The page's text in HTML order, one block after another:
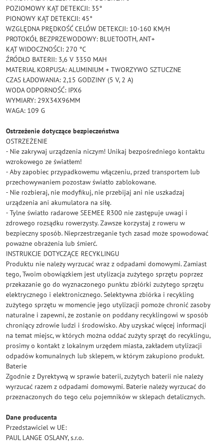
POZIOMOWY KĄT DETEKCJI: 35°
PIONOWY KĄT DETEKCJI: 45°
WZGLĘDNA PRĘDKOŚĆ CELÓW DETEKCJI: 10-160 KM/H
PROTOKÓŁ BEZPRZEWODOWY: BLUETOOTH, ANT+
KĄT WIDOCZNOŚCI: 270 °C
ŹRÓDŁO BATERII: 3,6 V 3350 MAH
MATERIAŁ KORPUSA: ALUMINIUM + TWORZYWO SZTUCZNE
CZAS ŁADOWANIA: 2,15 GODZINY (5 V, 2 A)
WODA ODPORNOŚĆ: IPX6
WYMIARY: 29X34X96MM
WAGA: 109 G
Ostrzeżenie dotyczące bezpieczeństwa
OSTRZEŻENIE
- Nie zakrywaj urządzenia niczym! Unikaj bezpośredniego kontaktu
wzrokowego ze światłem!
- Aby zapobiec przypadkowemu włączeniu, przed transportem lub
przechowywaniem pozostaw światło zablokowane.
- Nie rozbieraj, nie modyfikuj, nie przebijaj ani nie uszkadzaj
urządzenia ani akumulatora na siłę.
- Tylne światło radarowe SEEMEE R300 nie zastępuje uwagi i
zdrowego rozsądku rowerzysty. Zawsze korzystaj z roweru w
bezpieczny sposób. Nieprzestrzeganie tych zasad może spowodować
poważne obrażenia lub śmierć.
INSTRUKCJE DOTYCZĄCE RECYKLINGU
Produktu nie należy wyrzucać wraz z odpadami domowymi. Zamiast
tego, Twoim obowiązkiem jest utylizacja zużytego sprzętu poprzez
przekazanie go do wyznaczonego punktu zbiórki zużytego sprzętu
elektrycznego i elektronicznego. Selektywna zbiórka i recykling
zużytego sprzętu w momencie jego utylizacji pomoże chronić zasoby
naturalne i zapewni, że zostanie on poddany recyklingowi w sposób
chroniący zdrowie ludzi i środowisko. Aby uzyskać więcej informacji
na temat miejsc, w których można oddać zużyty sprzęt do recyklingu,
prosimy o kontakt z lokalnym urzędem miasta, zakładem utylizacji
odpadów komunalnych lub sklepem, w którym zakupiono produkt.
Baterie
Zgodnie z Dyrektywą w sprawie baterii, zużytych baterii nie należy
wyrzucać razem z odpadami domowymi. Baterie należy wyrzucać do
przeznaczonych do tego celu pojemników w sklepach detalicznych.
Dane producenta
Przedstawiciel w UE:
PAUL LANGE OSLANY, s.r.o.